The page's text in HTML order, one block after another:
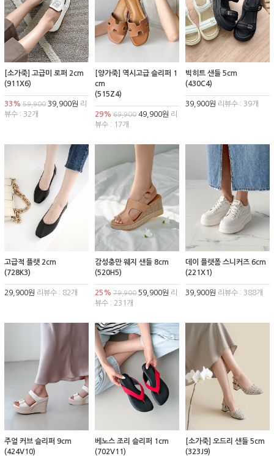
[소가죽] 고급미 로퍼 2cm
(911X6)
33% 59,900 39,900원 리
뷰수 : 32개
[양가죽] 역시고급 슬리퍼 1
cm
(515Z4)
29% 69,90049,900원 리
뷰수 : 17개
빅히트 샌들 5cm
(430C4)
39,900원 리뷰수 : 39개
고급적 플랫 2cm
(728K3)
29,900원 리뷰수 : 82개
감성충만 웨지 샌들 8cm
(520H5)
25% 79,90059,900원 리
뷰수 : 231개
데이 플랫폼 스니커즈 6cm
(221X1)
39,900원 리뷰수 : 388개
주얼 커브 슬리퍼 9cm
(424V10)
베노스 조리 슬리퍼 1cm
(702V11)
[소가죽] 오드리 샌들 5cm
(323J9)